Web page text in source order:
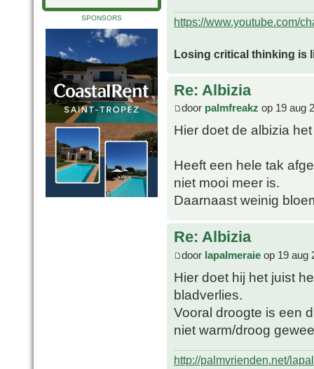
SPONSORS https://www.youtube.com/
Losing critical thinking is
Re: Albizia
door palmfreakz op 19 aug
Hier doet de albizia
Heeft een hele tak
niet mooi meer is.
Daarnaast weinig
Re: Albizia
door lapalmeraie op 19 aug
Hier doet hij het juist
bladverlies.
Vooral droogte is een
niet warm/droog
http://palmvrienden.net/